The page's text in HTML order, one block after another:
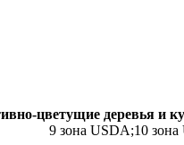
цветущие деревья и
9 зона USDA;10